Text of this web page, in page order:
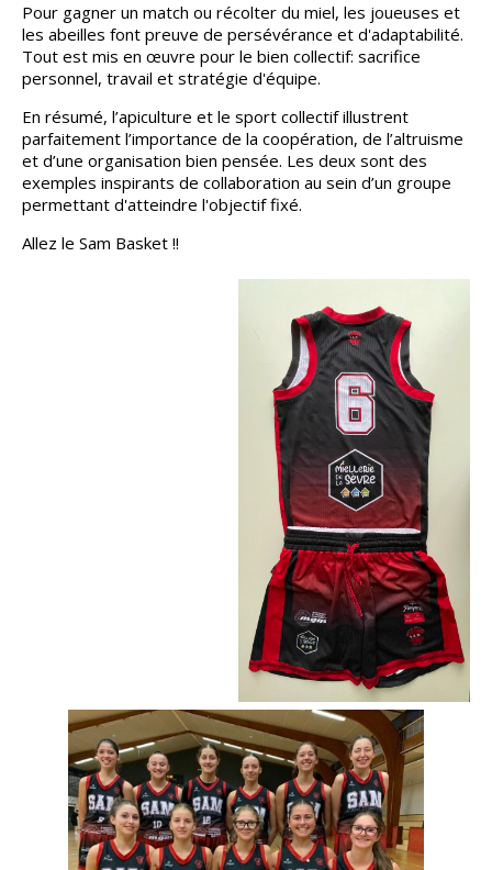
Pour gagner un match ou récolter du miel, les joueuses et
les abeilles font preuve de persévérance et d'adaptabilité.
Tout est mis en œuvre pour le bien collectif: sacrifice
personnel, travail et stratégie d'équipe.
En résumé, l’apiculture et le sport collectif illustrent
parfaitement l’importance de la coopération, de l’altruisme
et d’une organisation bien pensée. Les deux sont des
exemples inspirants de collaboration au sein d’un groupe
permettant d'atteindre l'objectif fixé.
Allez le Sam Basket !!